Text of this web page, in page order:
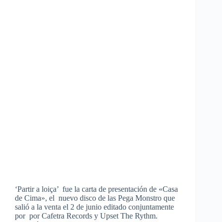
‘Partir a loiça’ fue la carta de presentación de «Casa
de Cima», el nuevo disco de las Pega Monstro que
salió a la venta el 2 de junio editado conjuntamente
por por Cafetra Records y Upset The Rythm.